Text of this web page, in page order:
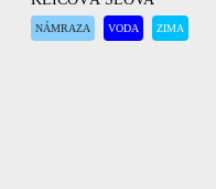
NÁMRAZA VODA ZIMA